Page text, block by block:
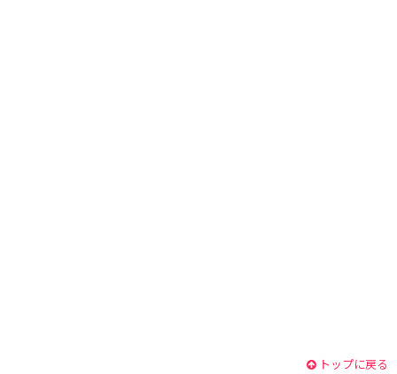
トップに戻る